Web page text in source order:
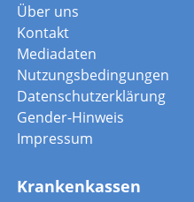
Über uns
Kontakt
Mediadaten
Nutzungsbedingungen
Datenschutzerklärung
Gender-Hinweis
Impressum
Krankenkassen